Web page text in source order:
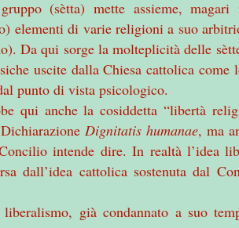
(sètta) mette assieme,
elementi di varie religioni a suo
Da qui sorge la molteplicità delle
uscite dalla Chiesa cattolica come
punto di vista psicologico.
qui anche la cosiddetta “libertà
Dignitatis humanae, ma
intende dire. In realtà l’idea
dall’idea cattolica sostenuta dal
già condannato a suo